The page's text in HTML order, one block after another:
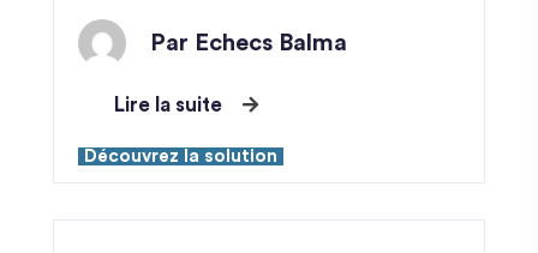
Par Echecs Balma
Lire la suite
Découvrez la solution